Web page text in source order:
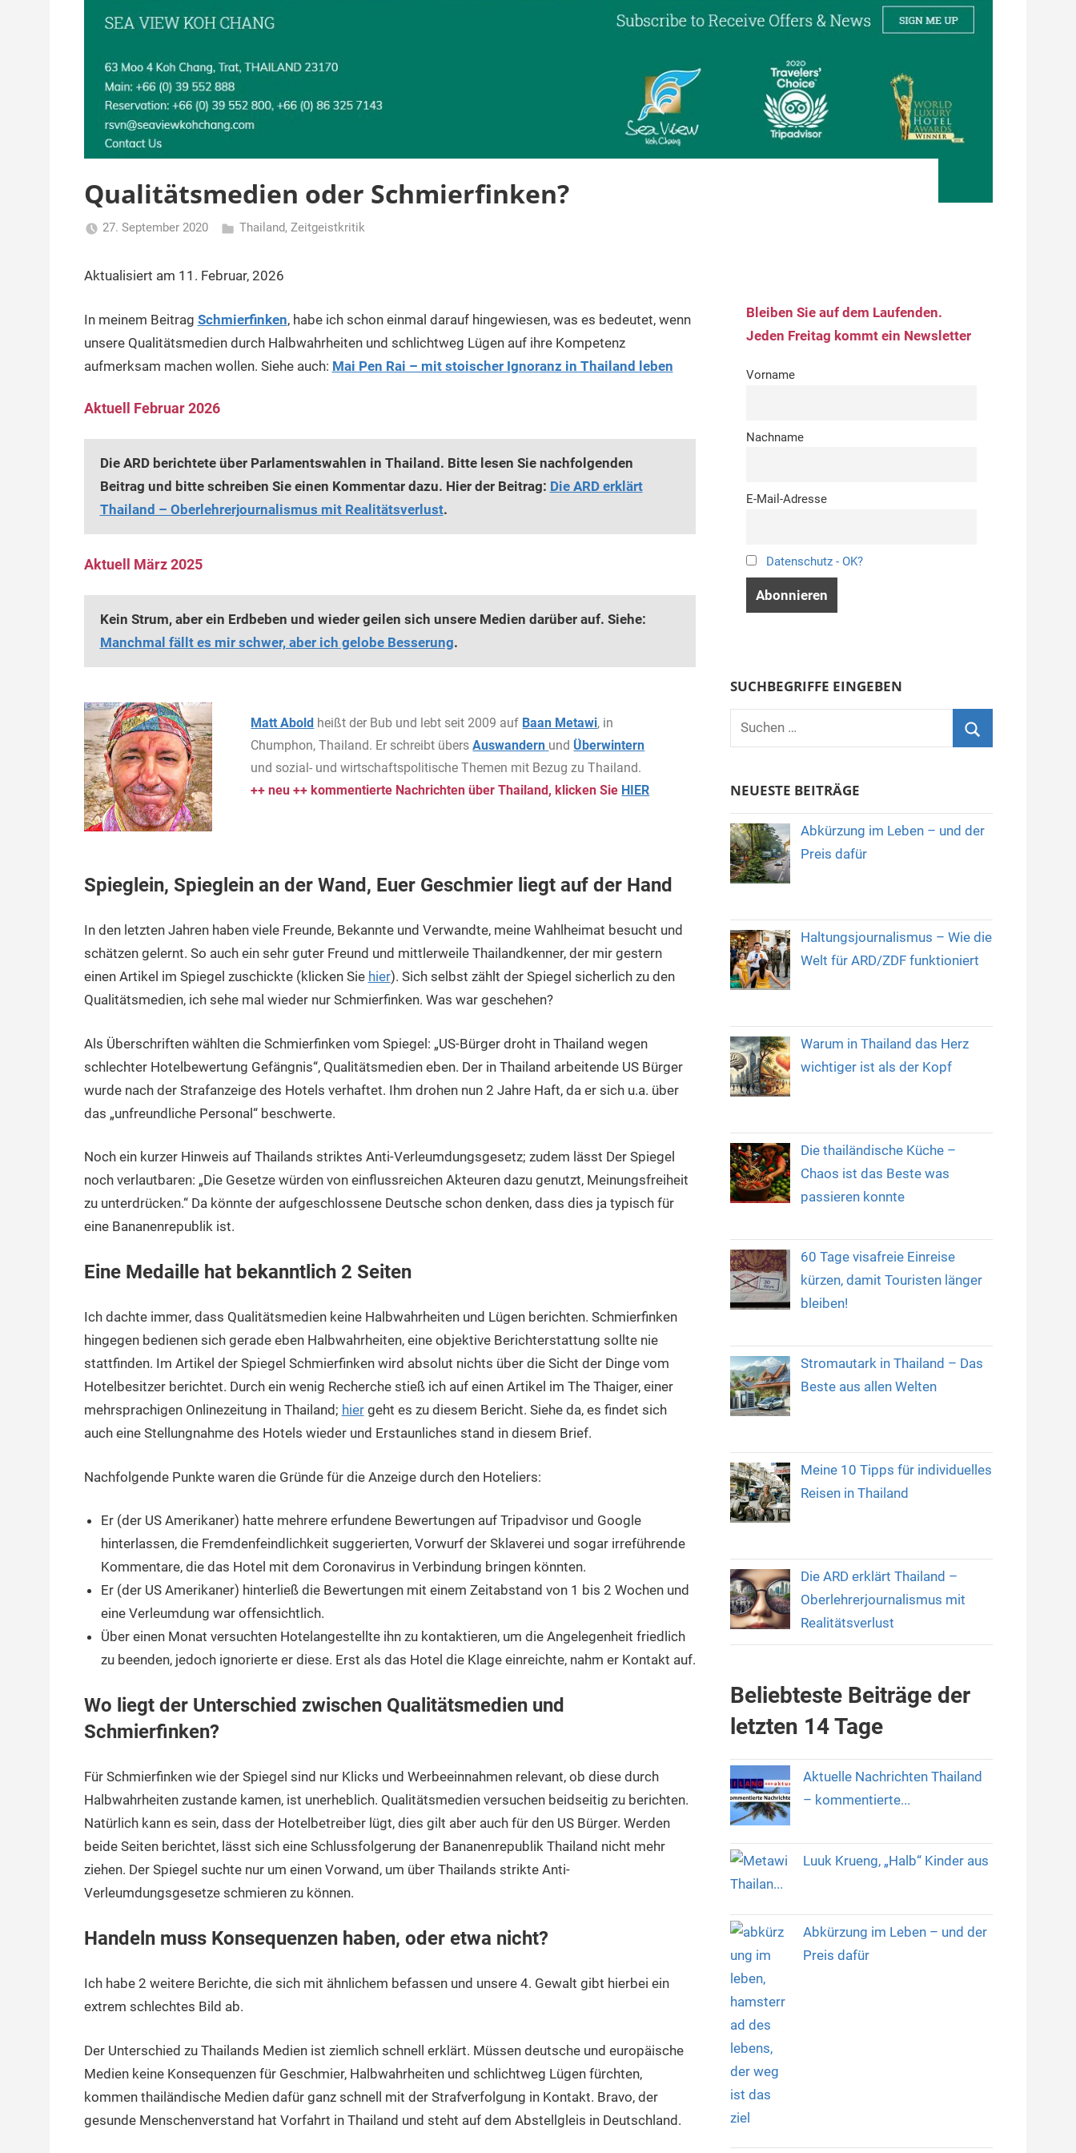
Qualitätsmedien oder Schmierfinken?
27. September 2020
Thailand, Zeitgeistkritik
Aktualisiert am 11. Februar, 2026
In meinem Beitrag Schmierfinken, habe ich schon einmal darauf hingewiesen, was es bedeutet, wenn
unsere Qualitätsmedien durch Halbwahrheiten und schlichtweg Lügen auf ihre Kompetenz
aufmerksam machen wollen. Siehe auch: Mai Pen Rai – mit stoischer Ignoranz in Thailand leben
Aktuell Februar 2026
Die ARD berichtete über Parlamentswahlen in Thailand. Bitte lesen Sie nachfolgenden
Beitrag und bitte schreiben Sie einen Kommentar dazu. Hier der Beitrag: Die ARD erklärt
Thailand – Oberlehrerjournalismus mit Realitätsverlust.
Aktuell März 2025
Kein Strum, aber ein Erdbeben und wieder geilen sich unsere Medien darüber auf. Siehe:
Manchmal fällt es mir schwer, aber ich gelobe Besserung.
Matt Abold heißt der Bub und lebt seit 2009 auf Baan Metawi, in
Chumphon, Thailand. Er schreibt übersAuswandern und Überwintern
und sozial- und wirtschaftspolitische Themen mit Bezug zu Thailand.
++ neu ++ kommentierte Nachrichten über Thailand, klicken Sie HIER
Spieglein, Spieglein an der Wand, Euer Geschmier liegt auf der Hand
In den letzten Jahren haben viele Freunde, Bekannte und Verwandte, meine Wahlheimat besucht und
schätzen gelernt. So auch ein sehr guter Freund und mittlerweile Thailandkenner, der mir gestern
einen Artikel im Spiegel zuschickte (klicken Sie hier). Sich selbst zählt der Spiegel sicherlich zu den
Qualitätsmedien, ich sehe mal wieder nur Schmierfinken. Was war geschehen?
Als Überschriften wählten die Schmierfinken vom Spiegel: „US-Bürger droht in Thailand wegen
schlechter Hotelbewertung Gefängnis“, Qualitätsmedien eben. Der in Thailand arbeitende US Bürger
wurde nach der Strafanzeige des Hotels verhaftet. Ihm drohen nun 2 Jahre Haft, da er sich u.a. über
das „unfreundliche Personal“ beschwerte.
Noch ein kurzer Hinweis auf Thailands striktes Anti-Verleumdungsgesetz; zudem lässt Der Spiegel
noch verlautbaren: „Die Gesetze würden von einflussreichen Akteuren dazu genutzt, Meinungsfreiheit
zu unterdrücken.“ Da könnte der aufgeschlossene Deutsche schon denken, dass dies ja typisch für
eine Bananenrepublik ist.
Eine Medaille hat bekanntlich 2 Seiten
Ich dachte immer, dass Qualitätsmedien keine Halbwahrheiten und Lügen berichten. Schmierfinken
hingegen bedienen sich gerade eben Halbwahrheiten, eine objektive Berichterstattung sollte nie
stattfinden. Im Artikel der Spiegel Schmierfinken wird absolut nichts über die Sicht der Dinge vom
Hotelbesitzer berichtet. Durch ein wenig Recherche stieß ich auf einen Artikel im The Thaiger, einer
mehrsprachigen Onlinezeitung in Thailand; hiergeht es zu diesem Bericht. Siehe da, es findet sich
auch eine Stellungnahme des Hotels wieder und Erstaunliches stand in diesem Brief.
Nachfolgende Punkte waren die Gründe für die Anzeige durch den Hoteliers:
Er (der US Amerikaner) hatte mehrere erfundene Bewertungen auf Tripadvisor und Google
hinterlassen, die Fremdenfeindlichkeit suggerierten, Vorwurf der Sklaverei und sogar irreführende
Kommentare, die das Hotel mit dem Coronavirus in Verbindung bringen könnten.
Er (der US Amerikaner) hinterließ die Bewertungen mit einem Zeitabstand von 1 bis 2 Wochen und
eine Verleumdung war offensichtlich.
Über einen Monat versuchten Hotelangestellte ihn zu kontaktieren, um die Angelegenheit friedlich
zu beenden, jedoch ignorierte er diese. Erst als das Hotel die Klage einreichte, nahm er Kontakt auf.
Wo liegt der Unterschied zwischen Qualitätsmedien und
Schmierfinken?
Für Schmierfinken wie der Spiegel sind nur Klicks und Werbeeinnahmen relevant, ob diese durch
Halbwahrheiten zustande kamen, ist unerheblich. Qualitätsmedien versuchen beidseitig zu berichten.
Natürlich kann es sein, dass der Hotelbetreiber lügt, dies gilt aber auch für den US Bürger. Werden
beide Seiten berichtet, lässt sich eine Schlussfolgerung der Bananenrepublik Thailand nicht mehr
ziehen. Der Spiegel suchte nur um einen Vorwand, um über Thailands strikte Anti-
Verleumdungsgesetze schmieren zu können.
Handeln muss Konsequenzen haben, oder etwa nicht?
Ich habe 2 weitere Berichte, die sich mit ähnlichem befassen und unsere 4. Gewalt gibt hierbei ein
extrem schlechtes Bild ab.
Der Unterschied zu Thailands Medien ist ziemlich schnell erklärt. Müssen deutsche und europäische
Medien keine Konsequenzen für Geschmier, Halbwahrheiten und schlichtweg Lügen fürchten,
kommen thailändische Medien dafür ganz schnell mit der Strafverfolgung in Kontakt. Bravo, der
gesunde Menschenverstand hat Vorfahrt in Thailand und steht auf dem Abstellgleis in Deutschland.
Bleiben Sie auf dem Laufenden.
Jeden Freitag kommt ein Newsletter
Vorname
Nachname
E-Mail-Adresse
Datenschutz - OK?
SUCHBEGRIFFE EINGEBEN
Suchen
NEUESTE BEITRÄGE
Abkürzung im Leben – und der
Preis dafür
Haltungsjournalismus – Wie die
Welt für ARD/ZDF funktioniert
Warum in Thailand das Herz
wichtiger ist als der Kopf
Die thailändische Küche –
Chaos ist das Beste was
passieren konnte
60 Tage visafreie Einreise
kürzen, damit Touristen länger
bleiben!
Stromautark in Thailand – Das
Beste aus allen Welten
Meine 10 Tipps für individuelles
Reisen in Thailand
Die ARD erklärt Thailand –
Oberlehrerjournalismus mit
Realitätsverlust
Beliebteste Beiträge der
letzten 14 Tage
Aktuelle Nachrichten Thailand
– kommentierte...
Luuk Krueng, „Halb“ Kinder aus
Thailan...
Abkürzung im Leben – und der
Preis dafür